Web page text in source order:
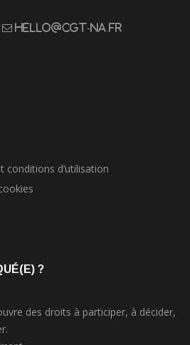
hello@cgt-na.fr
conditions d’utilisation
?
des droits à participer, à décider,